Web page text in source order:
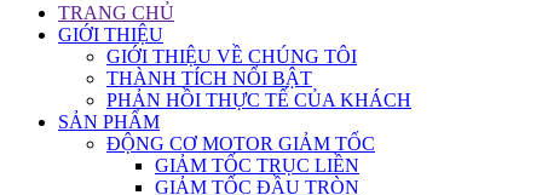
TRANG CHỦ
GIỚI THIỆU
GIỚI THIỆU VỀ CHÚNG TÔI
THÀNH TÍCH NỔI BẬT
PHẢN HỒI THỰC TẾ CỦA KHÁCH
SẢN PHẨM
ĐỘNG CƠ MOTOR GIẢM TỐC
GIẢM TỐC TRỤC LIỀN
GIẢM TỐC ĐẦU TRÒN